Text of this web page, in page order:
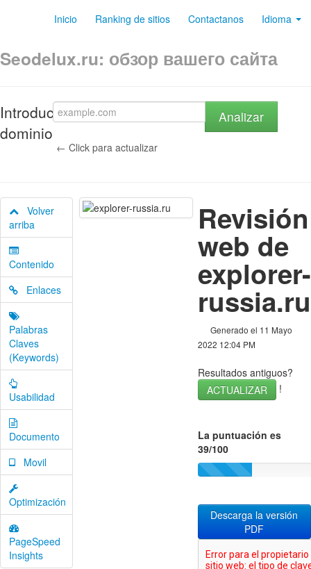
Inicio Ranking de sitios Contactanos Idioma
Seodelux.ru: обзор вашего сайта
Introduce
dominio
Analizar
← Click para actualizar
Volver
arriba
Contenido
Enlaces
Palabras
Claves
(Keywords)
Usabilidad
Documento
Movil
Optimización
PageSpeed
Insights
Revisión
web de
explorer-
russia.ru
Generado el 11 Mayo
2022 12:04 PM
Resultados antiguos?
ACTUALIZAR
!
La puntuación es
39/100
Descarga la versión
PDF